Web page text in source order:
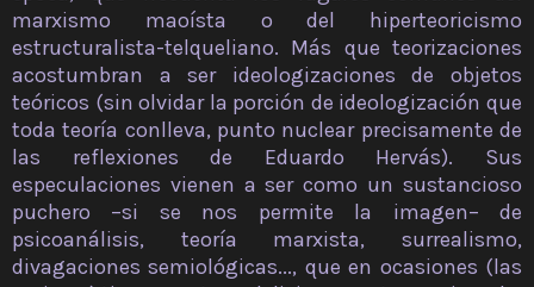
marxismo maoísta o del hiperteoricismo
estructuralista-telqueliano. Más que teorizaciones
acostumbran a ser ideologizaciones de objetos
teóricos (sin olvidar la porción de ideologización que
toda teoría conlleva, punto nuclear precisamente de
las reflexiones de Eduardo Hervás). Sus
especulaciones vienen a ser como un sustancioso
puchero –si se nos permite la imagen– de
psicoanálisis, teoría marxista, surrealismo,
divagaciones semiológicas..., que en ocasiones (las